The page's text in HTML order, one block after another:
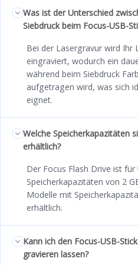
Was ist der Unterschied
Siebdruck beim Focus-USB-
Bei der Lasergravur wird
eingraviert, wodurch ein
während beim Siebdruck
aufgetragen wird, was sich
eignet.
Welche Speicherkapazitäten
erhältlich?
Der Focus Flash Drive ist für
Speicherkapazitäten von 2
Modelle mit
erhältlich.
Kann ich den Focus-USB-
gravieren lassen?